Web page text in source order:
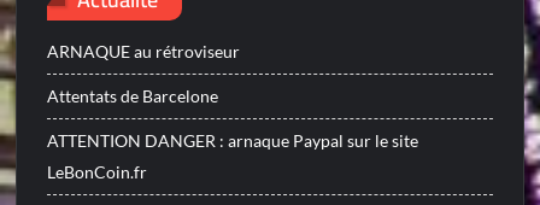
ARNAQUE au rétroviseur
Attentats de Barcelone
ATTENTION DANGER : arnaque Paypal sur le site
LeBonCoin.fr